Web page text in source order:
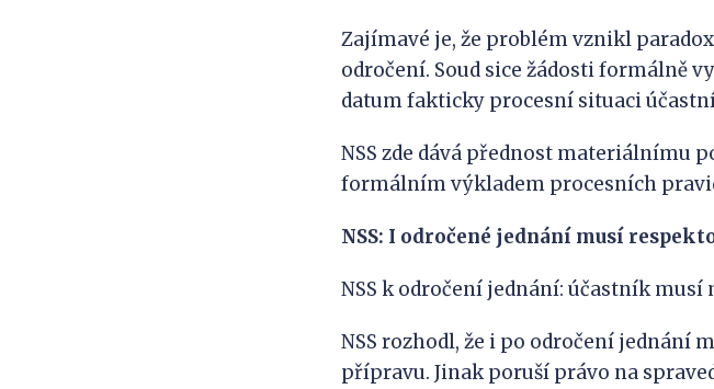
Zajímavé je, že problém vznikl
odročení. Soud sice žádosti formálně
datum fakticky procesní situaci
NSS zde dává přednost materiálnímu
formálním výkladem procesních
NSS: I odročené jednání musí
NSS k odročení jednání: účastník
NSS rozhodl, že i po odročení jednání
přípravu. Jinak poruší právo na